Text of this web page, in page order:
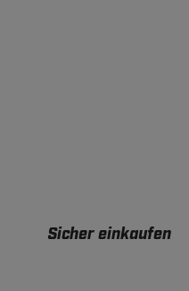
Sicher einkaufen